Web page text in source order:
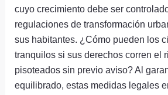
cuyo crecimiento debe ser
regulaciones de transformación
sus habitantes. ¿Cómo pueden los
tranquilos si sus derechos corren el
pisoteados sin previo aviso? Al
equilibrado, estas medidas legales